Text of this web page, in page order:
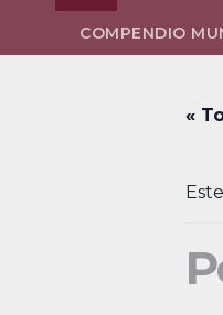
COMPENDIO
«